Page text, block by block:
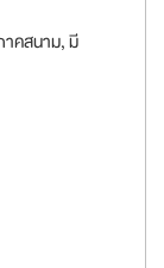
าคสนาม, มี